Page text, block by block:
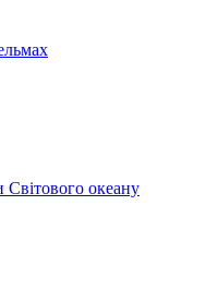
Світового океану